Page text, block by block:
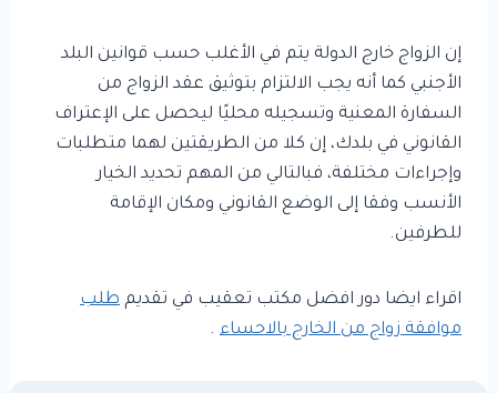
إن الزواج خارج الدولة يتم في الأغلب حسب قوانين البلد
الأجنبي كما أنه يجب الالتزام بتوثيق عقد الزواج من
السفارة المعنية وتسجيله محليًا ليحصل على الإعتراف
القانوني في بلدك، إن كلا من الطريقتين لهما متطلبات
وإجراءات مختلفة، فبالتالي من المهم تحديد الخيار
الأنسب وفقا إلى الوضع القانوني ومكان الإقامة
للطرفين.
اقراء ايضا دور افضل مكتب تعقيب في تقديم طلب
موافقة زواج من الخارج بالاحساء .